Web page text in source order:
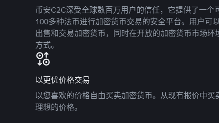
币安C2C深受全球数百万用户的信任，它提供了一
100多种法币进行加密货币交易的安全平台。用户可
出售和交易加密货币，同时在开放的加密货币市场
方式。
以更优价格交易
以您喜欢的价格自由买卖加密货币。从现有报价中
理想的价格。